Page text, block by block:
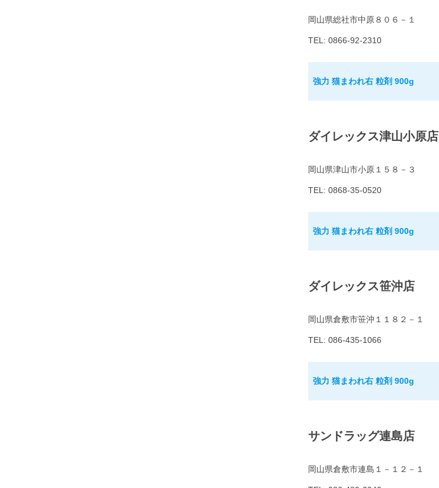
岡山県総社市中原８０６－１
TEL: 0866-92-2310
強力 猫まわれ右 粒剤 900g
ダイレックス津山小原店
岡山県津山市小原１５８－３
TEL: 0868-35-0520
強力 猫まわれ右 粒剤 900g
ダイレックス笹沖店
岡山県倉敷市笹沖１１８２－１
TEL: 086-435-1066
強力 猫まわれ右 粒剤 900g
サンドラッグ連島店
岡山県倉敷市連島１－１２－１